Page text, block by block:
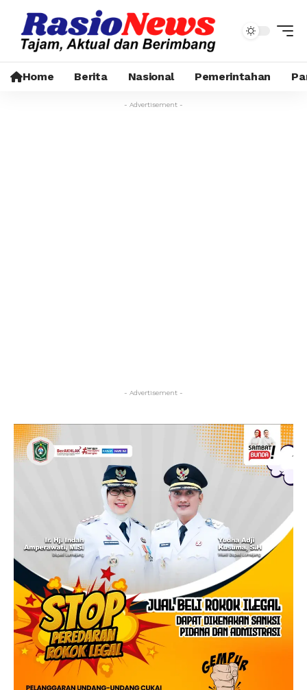
Home Berita Nasional Pemerintahan
- Advertisement -
- Advertisement -